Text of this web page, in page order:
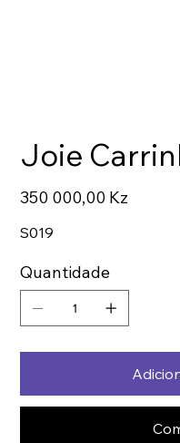
Joie
Preço
350 000,00 Kz
S019
Quantidade